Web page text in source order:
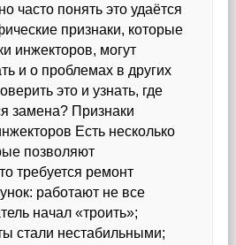
часто понять это удаётся
признаки, которые
инжекторов, могут
и о проблемах в других
это и узнать, где
замена? Признаки
Есть несколько
позволяют
требуется ремонт
работают не все
начал «троить»;
стали нестабильными;